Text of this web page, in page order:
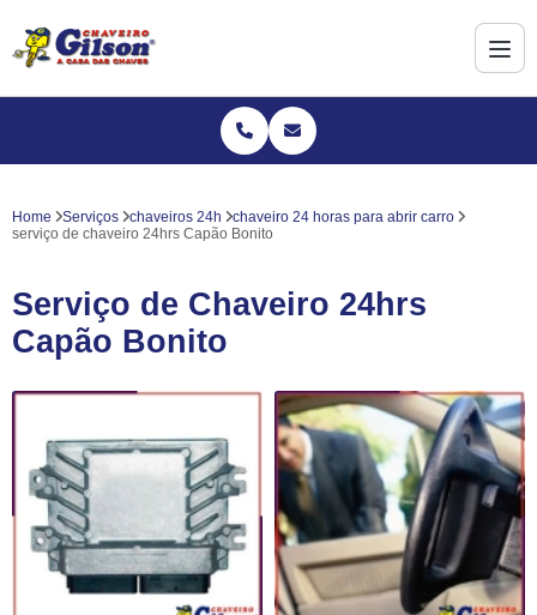
Home Serviços chaveiros 24h
chaveiro 24 horas para abrir carro
serviço de chaveiro 24hrs Capão Bonito
Serviço de Chaveiro 24hrs
Capão Bonito